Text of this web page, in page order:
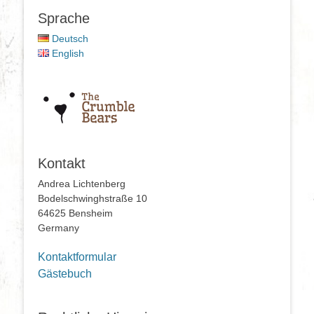
Sprache
Deutsch
English
Kontakt
Andrea Lichtenberg
Bodelschwinghstraße 10
64625 Bensheim
Germany
Kontaktformular
Gästebuch